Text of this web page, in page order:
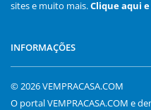
sites e muito mais.Clique aqui
INFORMAÇÕES
© 2026 VEMPRACASA.COM
O portal VEMPRACASA.COM e